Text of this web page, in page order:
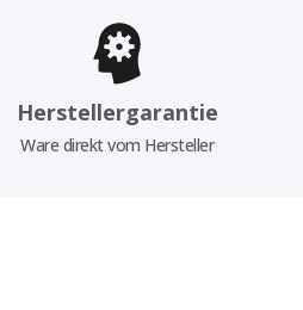
Herstellergarantie
Ware direkt vom Hersteller